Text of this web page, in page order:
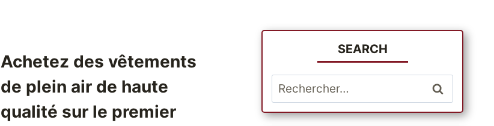
Achetez des vêtements
de plein air de haute
qualité sur le premier
SEARCH
Rechercher :